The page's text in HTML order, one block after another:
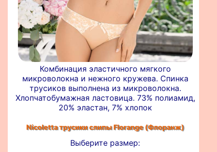
Комбинация эластичного мягкого
микроволокна и нежного кружева. Спинка
трусиков выполнена из микроволокна.
Хлопчатобумажная ластовица. 73% полиамид,
20% эластан, 7% хлопок
Nicoletta трусики слипыFlorange (Флоранж)
Выберите размер: